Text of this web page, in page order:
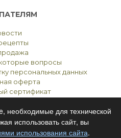
вопросы
персональных данных
оферта
сертификат
© 2021
для технической
использовать сайт, вы
использования сайта.